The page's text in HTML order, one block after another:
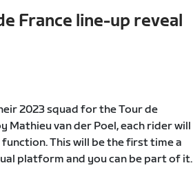
France line-up reveal
2023 squad for the Tour de
Mathieu van der Poel, each rider will
This will be the first time a
platform and you can be part of it.